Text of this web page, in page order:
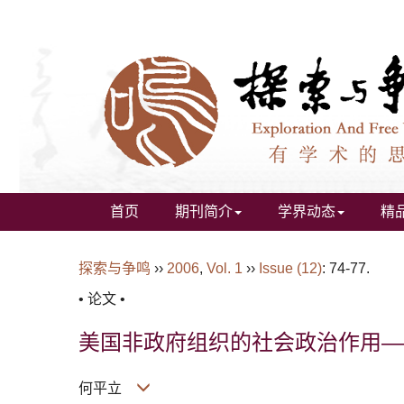
首页 期刊简介 学界动态 精
探索与争鸣 ›› 2006, Vol. 1 ›› Issue (12): 74-77.
• 论文 •
美国非政府组织的社会政治作用
何平立